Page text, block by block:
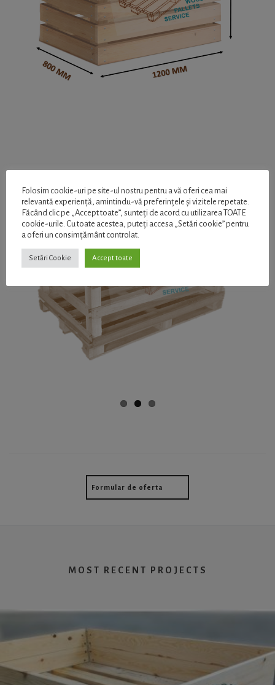
Previ
Next
Formular de oferta
MOST RECENT PROJECTS
Folosim cookie-uri pe site-ul nostru pentru a vă oferi cea mai
relevantă experiență, amintindu-vă preferințele și vizitele repetate.
Făcând clic pe „Accept toate”, sunteți de acord cu utilizarea TOATE
cookie-urile. Cu toate acestea, puteți accesa „Setări cookie” pentru
a oferi un consimțământ controlat.
Setări Cookie Accept toate